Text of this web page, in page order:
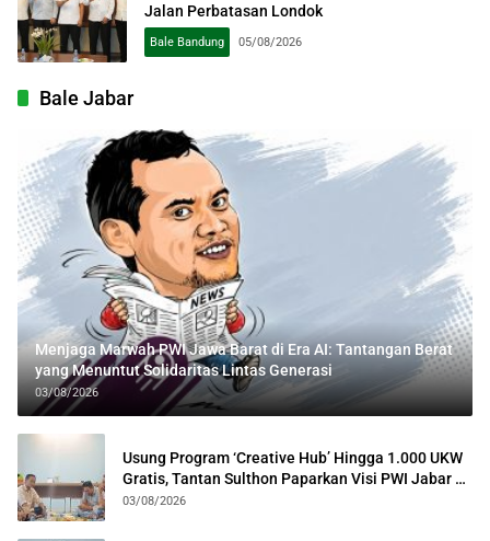
Jalan Perbatasan Londok
Bale Bandung 05/08/2026
Bale Jabar
Menjaga Marwah PWI Jawa Barat di Era AI: Tantangan Berat
yang Menuntut Solidaritas Lintas Generasi
03/08/2026
Usung Program ‘Creative Hub’ Hingga 1.000 UKW
Gratis, Tantan Sulthon Paparkan Visi PWI Jabar di
Kota Bogor
03/08/2026